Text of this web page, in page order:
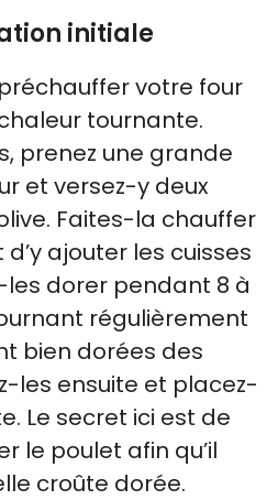
initiale
votre four
tournante.
prenez une grande
et versez-y deux
Faites-la chauffer
ajouter les cuisses
les dorer pendant 8 à
régulièrement
bien dorées des
les ensuite et placez-
Le secret ici est de
le poulet afin qu’il
croûte dorée.